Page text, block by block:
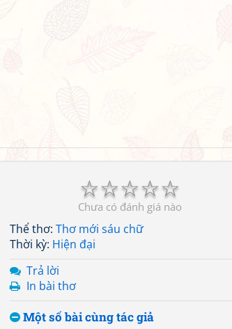
☆
☆
☆
☆
☆
Chưa có đánh giá nào
Thể thơ: Thơ mới sáu chữ
Thời kỳ: Hiện đại
Trả lời
In bài thơ
Một số bài cùng tác giả